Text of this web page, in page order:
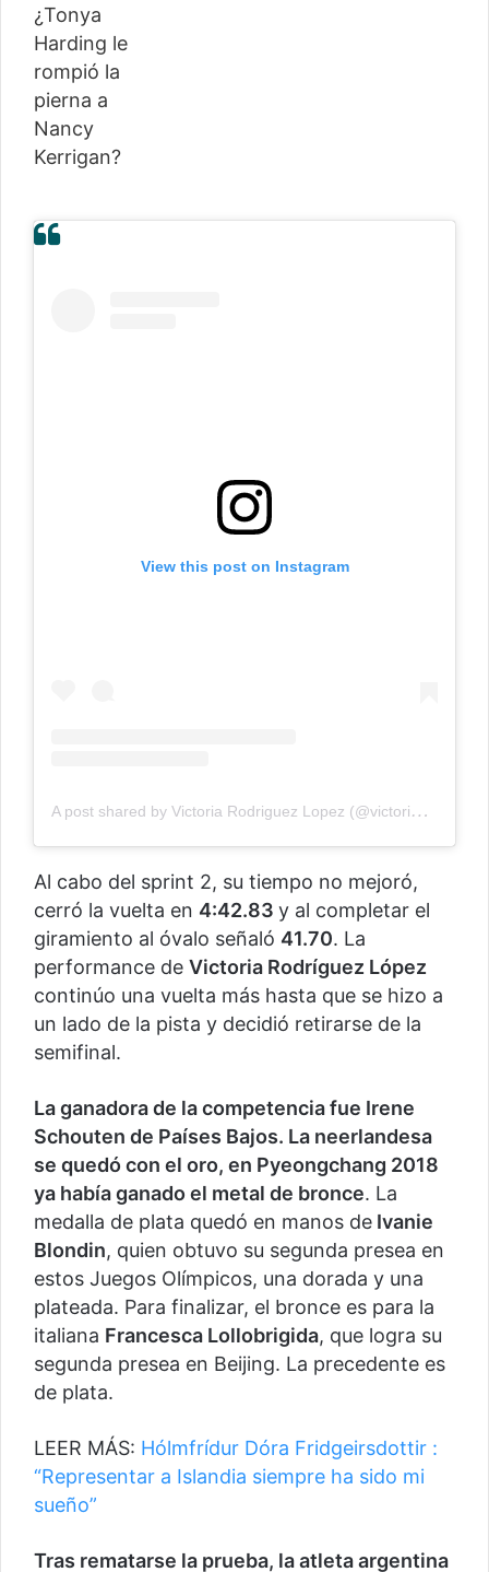
View this post on Instagram
A
post shared by Victoria Rodriguez Lopez (@victoriarlop)
Al cabo del sprint 2, su tiempo no mejoró,
cerró la vuelta en 4:42.83 y al completar el
giramiento al óvalo señaló 41.70. La
performance de Victoria Rodríguez López
continúo una vuelta más hasta que se hizo a
un lado de la pista y decidió retirarse de la
semifinal.
La ganadora de la competencia fue Irene
Schouten de Países Bajos. La neerlandesa
se quedó con el oro, en Pyeongchang 2018
ya había ganado el metal de bronce. La
medalla de plata quedó en manos de Ivanie
Blondin, quien obtuvo su segunda presea en
estos Juegos Olímpicos, una dorada y una
plateada. Para finalizar, el bronce es para la
italiana Francesca Lollobrigida, que logra su
segunda presea en Beijing. La precedente es
de plata.
LEER MÁS: Hólmfrídur Dóra Fridgeirsdottir :
“Representar a Islandia siempre ha sido mi
sueño”
Tras rematarse la prueba, la atleta argentina